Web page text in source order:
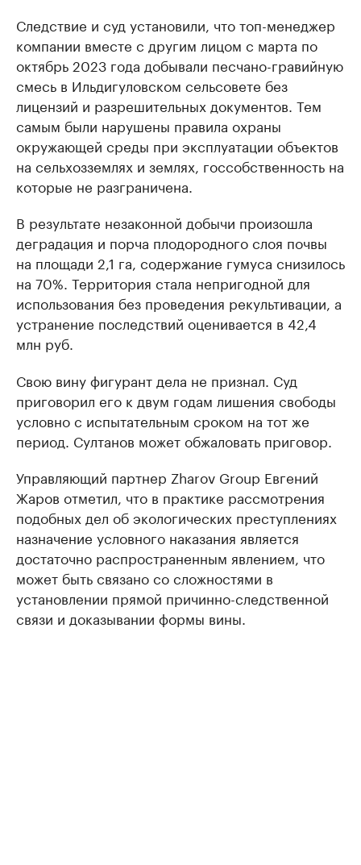
Следствие и суд установили, что топ-менеджер
компании вместе с другим лицом с марта по
октябрь 2023 года добывали песчано-гравийную
смесь в Ильдигуловском сельсовете без
лицензий и разрешительных документов. Тем
самым были нарушены правила охраны
окружающей среды при эксплуатации объектов
на сельхозземлях и землях, госсобственность на
которые не разграничена.
В результате незаконной добычи произошла
деградация и порча плодородного слоя почвы
на площади 2,1 га, содержание гумуса снизилось
на 70%. Территория стала непригодной для
использования без проведения рекультивации, а
устранение последствий оценивается в 42,4
млн руб.
Свою вину фигурант дела не признал. Суд
приговорил его к двум годам лишения свободы
условно с испытательным сроком на тот же
период. Султанов может обжаловать приговор.
Управляющий партнер Zharov Group Евгений
Жаров отметил, что в практике рассмотрения
подобных дел об экологических преступлениях
назначение условного наказания является
достаточно распространенным явлением, что
может быть связано со сложностями в
установлении прямой причинно-следственной
связи и доказывании формы вины.